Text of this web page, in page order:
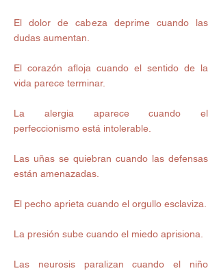
El dolor de cabeza deprime cuando las
dudas aumentan.
El corazón afloja cuando el sentido de la
vida parece terminar.
La alergia aparece cuando el
perfeccionismo está intolerable.
Las uñas se quiebran cuando las defensas
están amenazadas.
La presión sube cuando el miedo aprisiona.
Las neurosis paralizan cuando el niño